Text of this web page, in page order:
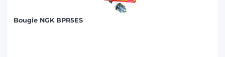
NEW HOLLAND (2)
Bougie NGK BPR5ES